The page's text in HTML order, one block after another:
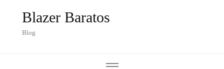
Blazer Baratos
Blog